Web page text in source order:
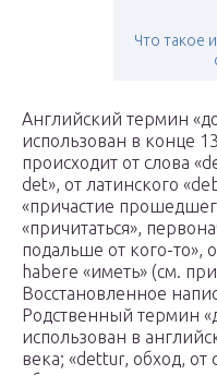
Что такое
Английский термин
использован в конце
происходит от слова
det», от латинского
«причастие
«причитаться»,
подальше от кого-то»,
habere «иметь» (см.
Восстановленное
Родственный термин
использован в
века; «dettur, обход, от